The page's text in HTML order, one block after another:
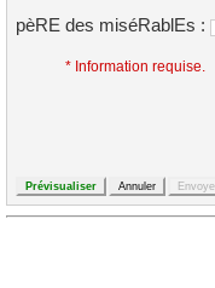
pèRE des miséRablEs :
* Information requise.